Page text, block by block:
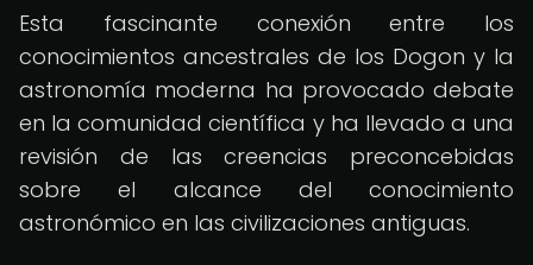
Esta fascinante conexión entre los
conocimientos ancestrales de los Dogon y la
astronomía moderna ha provocado debate
en la comunidad científica y ha llevado a una
revisión de las creencias preconcebidas
sobre el alcance del conocimiento
astronómico en las civilizaciones antiguas.